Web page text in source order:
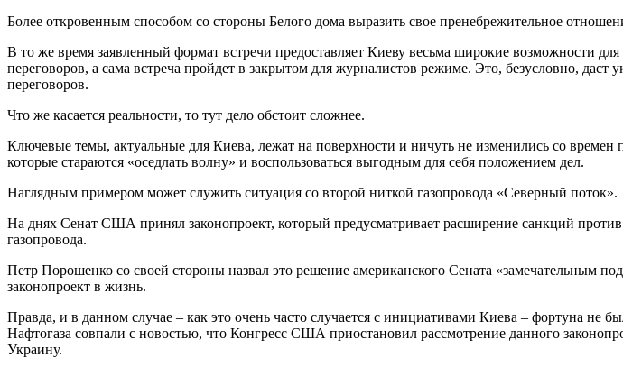
Более откровенным способом со стороны Белого дома выразить свое пренебрежительное
В то же время заявленный формат встречи предоставляет Киеву весьма широкие возможности
переговоров, а сама встреча пройдет в закрытом для журналистов режиме. Это, безусловно,
переговоров.
Что же касается реальности, то тут дело обстоит сложнее.
Ключевые темы, актуальные для Киева, лежат на поверхности и ничуть не изменились со
которые стараются «оседлать волну» и воспользоваться выгодным для себя положением дел.
Наглядным примером может служить ситуация со второй ниткой газопровода «Северный поток».
На днях Сенат США принял законопроект, который предусматривает расширение санкций
газопровода.
Петр Порошенко со своей стороны назвал это решение американского Сената «замечательным
законопроект в жизнь.
Правда, и в данном случае – как это очень часто случается с инициативами Киева – фортуна не
Нафтогаза совпали с новостью, что Конгресс США приостановил рассмотрение данного
Украину.